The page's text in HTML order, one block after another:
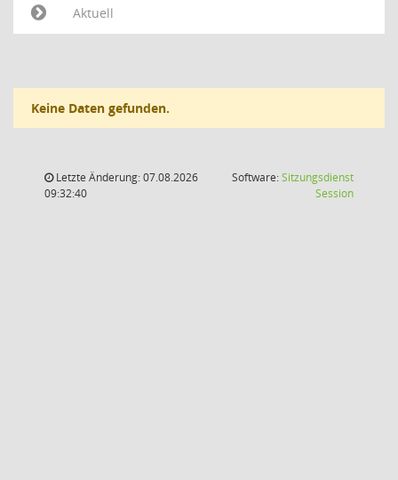
Aktuell
Keine Daten gefunden.
Letzte Änderung: 07.08.2026
09:32:40
Software:Sitzungsdienst
Session(Wird in